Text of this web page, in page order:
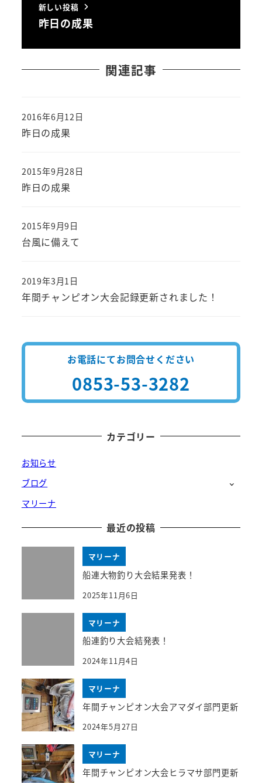
新しい投稿
昨日の成果
関連記事
昨日の成果
投稿日
2016年6月12日
昨日の成果
投稿日
2015年9月28日
台風に備えて
投稿日
2015年9月9日
年間チャンピオン大会記録更新されました！
投稿日
2019年3月1日
お電話にてお問合せください
0853-53-3282
カテゴリー
お知らせ
ブログ
マリーナ
最近の投稿
マリーナ
船連大物釣り大会結果発表！
2025年11月6日
マリーナ
船連釣り大会結発表！
2024年11月4日
マリーナ
年間チャンピオン大会アマダイ部門更新
2024年5月27日
マリーナ
年間チャンピオン大会ヒラマサ部門更新